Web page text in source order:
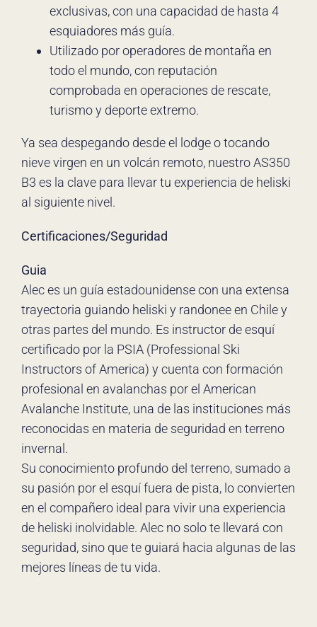
exclusivas, con una capacidad de hasta 4
esquiadores más guía.
Utilizado por operadores de montaña en
todo el mundo, con reputación
comprobada en operaciones de rescate,
turismo y deporte extremo.
Ya sea despegando desde el lodge o tocando
nieve virgen en un volcán remoto, nuestro AS350
B3 es la clave para llevar tu experiencia de heliski
al siguiente nivel.
Certificaciones/Seguridad
Guia
Alec es un guía estadounidense con una extensa
trayectoria guiando heliski y randonee en Chile y
otras partes del mundo. Es instructor de esquí
certificado por la PSIA (Professional Ski
Instructors of America) y cuenta con formación
profesional en avalanchas por el American
Avalanche Institute, una de las instituciones más
reconocidas en materia de seguridad en terreno
invernal.
Su conocimiento profundo del terreno, sumado a
su pasión por el esquí fuera de pista, lo convierten
en el compañero ideal para vivir una experiencia
de heliski inolvidable. Alec no solo te llevará con
seguridad, sino que te guiará hacia algunas de las
mejores líneas de tu vida.